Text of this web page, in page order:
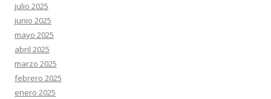
julio 2025
junio 2025
mayo 2025
abril 2025
marzo 2025
febrero 2025
enero 2025